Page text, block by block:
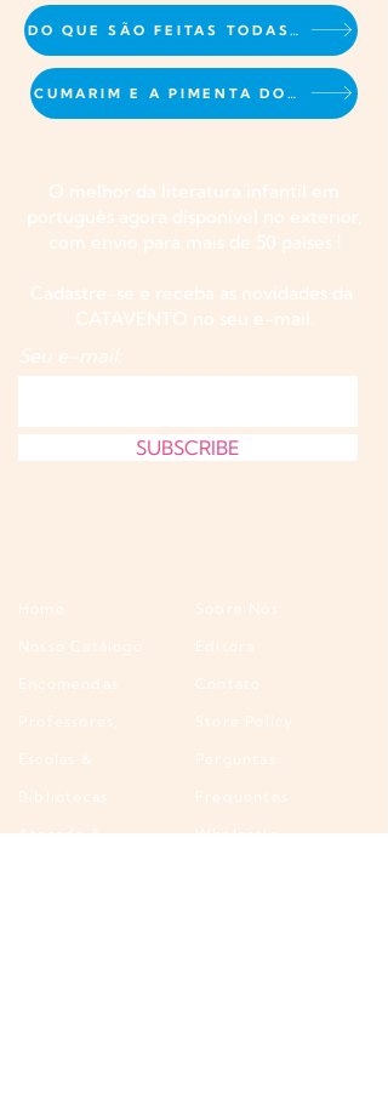
DO QUE SÃO FEITAS TODAS AS CRIANÇAS
CUMARIM E A PIMENTA DO REINO
O melhor da literatura infantil em
português agora disponível no exterior,
com envio para mais de 50 países !
Cadastre-se e receba as novidades da
CATAVENTO no seu e-mail.
Seu e-mail:
SUBSCRIBE
Home
Nosso Catálogo
Encomendas
Professores,
Escolas &
Bibliotecas
Atacado &
Sobre Nós
Editora
Contato
Store Policy
Perguntas
Frequentes
Wholesale